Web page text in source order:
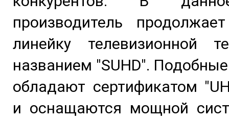
производитель
линейку телевизионной
названием "SUHD".
обладают сертификатом
и оснащаются мощной